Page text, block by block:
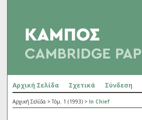
Αρχική Σελίδα Σχετικά Σύνδεση
Αρχική Σελίδα >Τόμ. 1 (1993) > In Chief